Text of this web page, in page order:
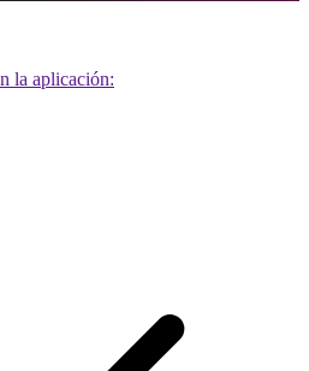
la aplicación: